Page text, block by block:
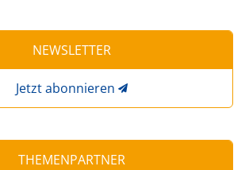
NEWSLETTER
Jetzt abonnieren
THEMENPARTNER